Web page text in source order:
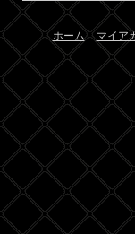
ホーム マイア